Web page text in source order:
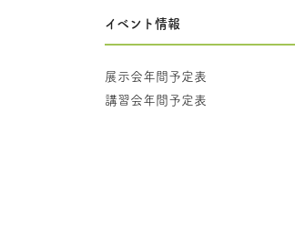
イベント情報
展示会年間予定表
講習会年間予定表